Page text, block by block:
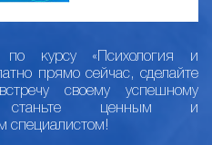
по курсу «Психология и
прямо сейчас, сделайте
своему успешному
ценным и
специалистом!